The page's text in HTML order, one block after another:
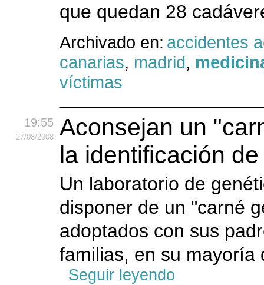
que quedan 28
Archivado en: accidentes
canarias, madrid,
víctimas
19:55
27/08/2008
Aconsejan un
la identificación
Un laboratorio de
disponer de un "carné
adoptados con sus
familias, en su mayoría
Seguir leyendo